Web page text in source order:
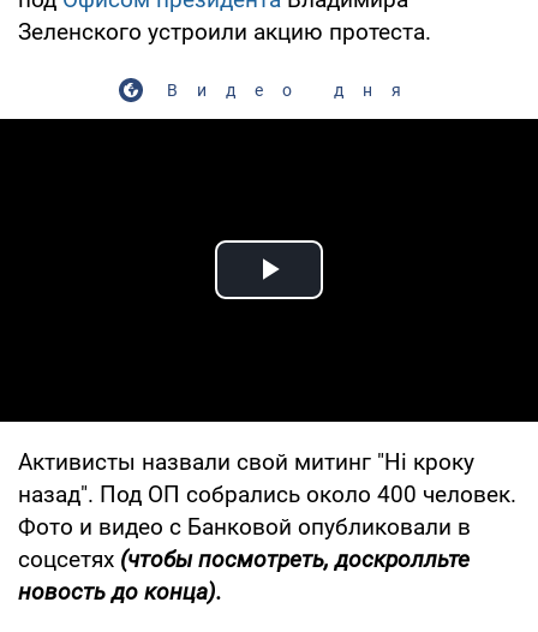
Зеленского устроили акцию протеста.
Видео дня
Play Video
Активисты назвали свой митинг "Ні кроку
назад". Под ОП собрались около 400 человек.
Фото и видео с Банковой опубликовали в
соцсетях (чтобы посмотреть, доскролльте
новость до конца).